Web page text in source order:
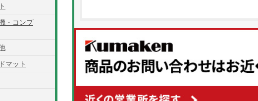
・コンプ
マット